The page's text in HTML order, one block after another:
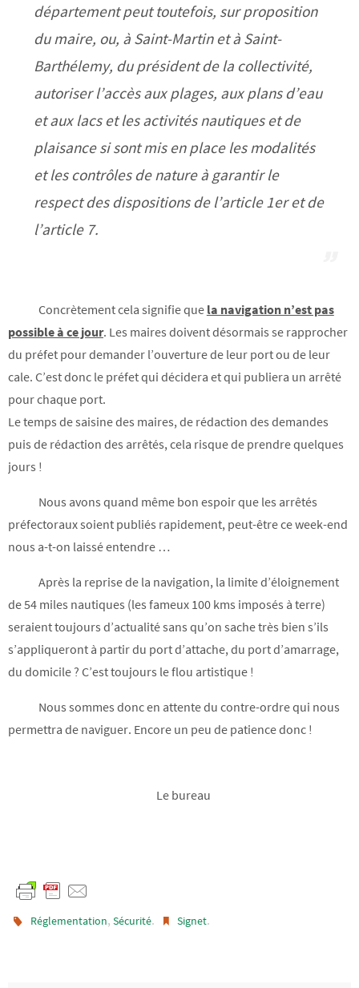
département peut toutefois, sur proposition
du maire, ou, à Saint-Martin et à Saint-
Barthélemy, du président de la collectivité,
autoriser l’accès aux plages, aux plans d’eau
et aux lacs et les activités nautiques et de
plaisance si sont mis en place les modalités
et les contrôles de nature à garantir le
respect des dispositions de l’article 1er et de
l’article 7.
Concrètement cela signifie que la navigation n’est pas
possible à ce jour. Les maires doivent désormais se rapprocher
du préfet pour demander l’ouverture de leur port ou de leur
cale. C’est donc le préfet qui décidera et qui publiera un arrêté
pour chaque port.
Le temps de saisine des maires, de rédaction des demandes
puis de rédaction des arrêtés, cela risque de prendre quelques
jours !
Nous avons quand même bon espoir que les arrêtés
préfectoraux soient publiés rapidement, peut-être ce week-end
nous a-t-on laissé entendre …
Après la reprise de la navigation, la limite d’éloignement
de 54 miles nautiques (les fameux 100 kms imposés à terre)
seraient toujours d’actualité sans qu’on sache très bien s’ils
s’appliqueront à partir du port d’attache, du port d’amarrage,
du domicile ? C’est toujours le flou artistique !
Nous sommes donc en attente du contre-ordre qui nous
permettra de naviguer. Encore un peu de patience donc !
Le bureau
Réglementation,Sécurité. Signet.